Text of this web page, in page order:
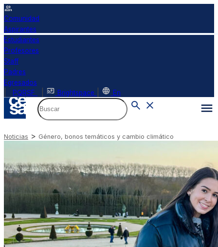
Comunidad
Aspirantes
Estudiantes
Profesores
Staff
Padres
Egresados
PQRSF Brightspace En
Noticias > Género, bonos temáticos y cambio climático